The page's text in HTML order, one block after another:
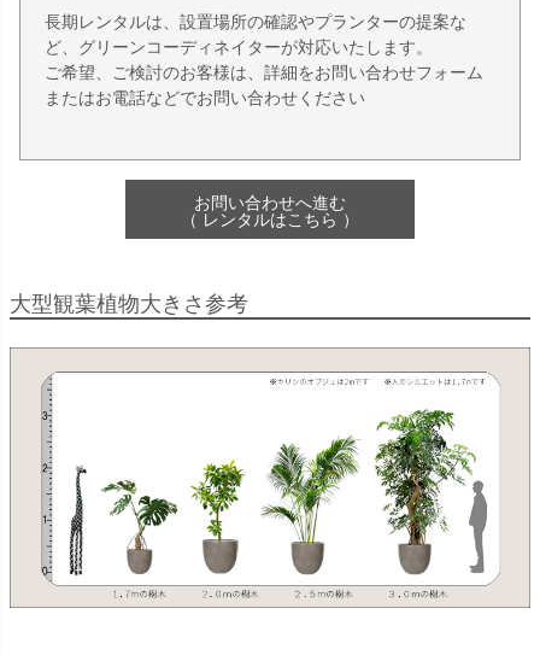
長期レンタルは、設置場所の確認やプランターの提案な
ど、グリーンコーディネイターが対応いたします。
ご希望、ご検討のお客様は、詳細をお問い合わせフォーム
またはお電話などでお問い合わせください
お問い合わせへ進む
（ レンタルはこちら ）
大型観葉植物大きさ参考